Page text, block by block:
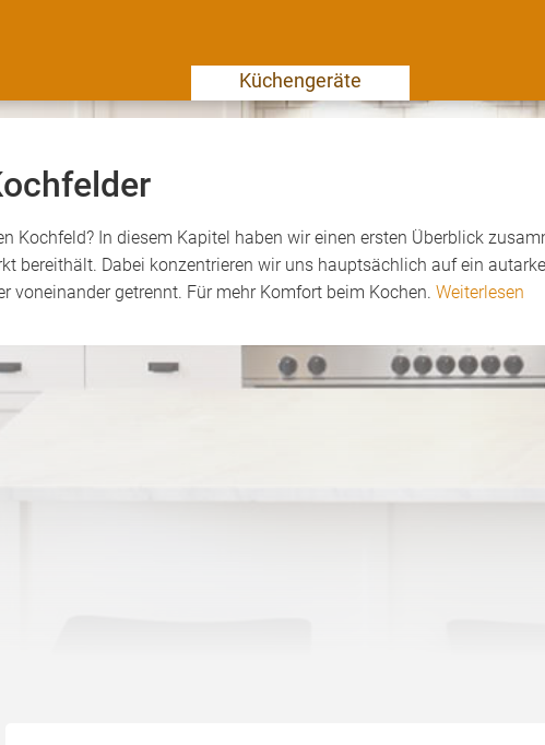
Küchengeräte
Kochfeld? In diesem Kapitel haben wir einen ersten Überblick
bereithält. Dabei konzentrieren wir uns hauptsächlich auf ein
voneinander getrennt. Für mehr Komfort beim Kochen. Weiterlesen